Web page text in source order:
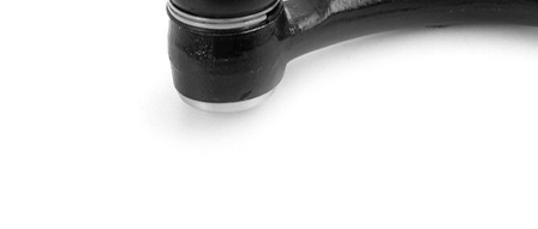
čísla
výrobku
815008